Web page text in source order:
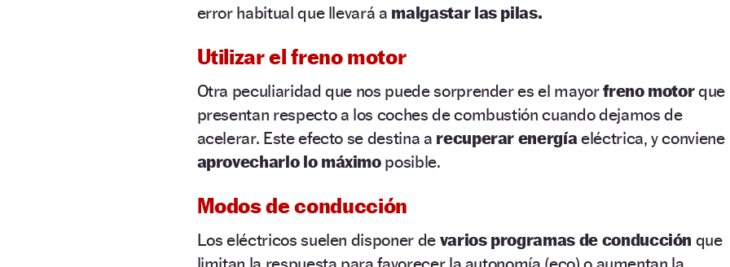
error habitual que llevará a malgastar las pilas.
Utilizar el freno motor
Otra peculiaridad que nos puede sorprender es el mayorfreno motorque
presentan respecto a los coches de combustión cuando dejamos de
acelerar. Este efecto se destina a recuperar energía eléctrica, y conviene
aprovecharlo lo máximoposible.
Modos de conducción
Los eléctricos suelen disponer de varios programas de conducción que